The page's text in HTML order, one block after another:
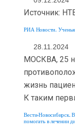
Источник:
РИА Новости. Ученые
28.11.2024
МОСКВА, 25
жизнь
К таким
Вести-Новосибирск.
помогать в лечении